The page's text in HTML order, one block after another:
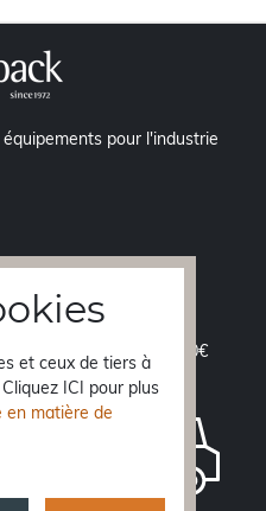
pour l'industrie
á péninsule à partir de 70€
et ceux de tiers à
ICI pour plus
en matière de